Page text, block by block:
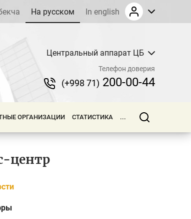
На русском In english
Центральный аппарат ЦБ
Телефон доверия
(+998 71) 200-00-44
ОРГАНИЗАЦИИ СТАТИСТИКА ...
центр